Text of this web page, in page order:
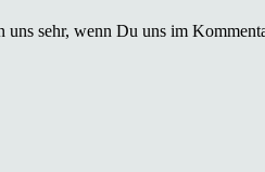
uns sehr, wenn Du uns im